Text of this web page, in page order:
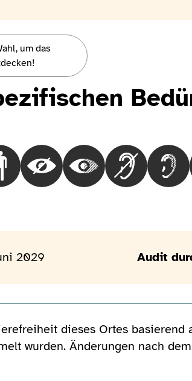
um das
Menschen
Choisir le besoinMenschen mit
Choisir le besoinBlinde Menschen
Choisir le Choisir le
2029 Audit
dieses Ortes basierend
wurden. Änderungen nach